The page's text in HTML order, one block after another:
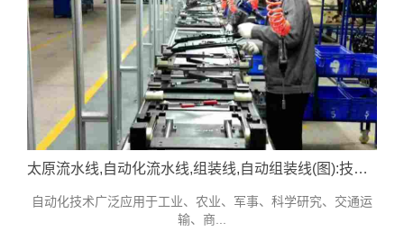
太原流水线,自动化流水线,组装线,自动组装线(图):技术参考
自动化技术广泛应用于工业、农业、军事、科学研究、交通运
输、商...